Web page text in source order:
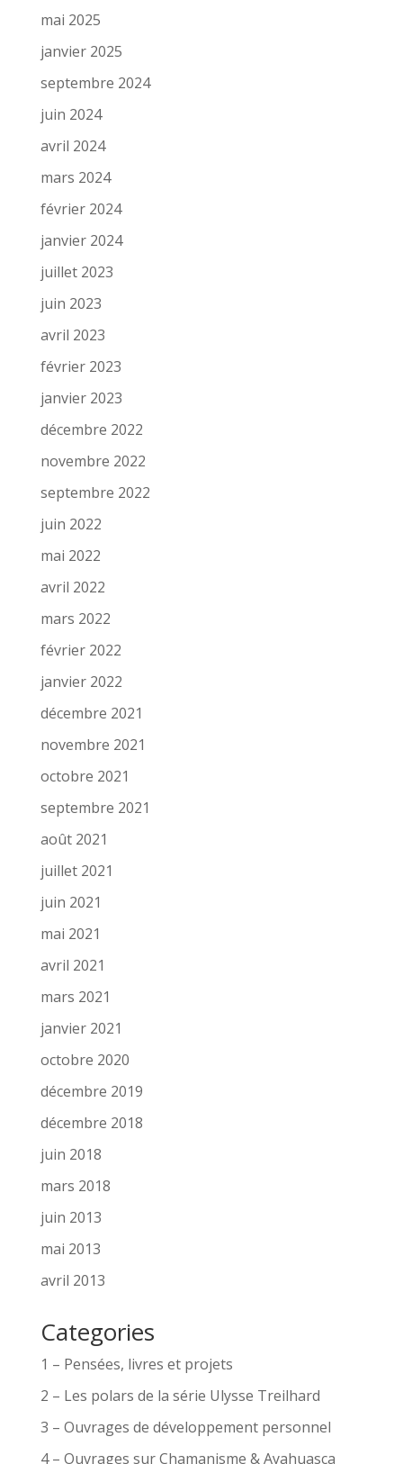
mai 2025
janvier 2025
septembre 2024
juin 2024
avril 2024
mars 2024
février 2024
janvier 2024
juillet 2023
juin 2023
avril 2023
février 2023
janvier 2023
décembre 2022
novembre 2022
septembre 2022
juin 2022
mai 2022
avril 2022
mars 2022
février 2022
janvier 2022
décembre 2021
novembre 2021
octobre 2021
septembre 2021
août 2021
juillet 2021
juin 2021
mai 2021
avril 2021
mars 2021
janvier 2021
octobre 2020
décembre 2019
décembre 2018
juin 2018
mars 2018
juin 2013
mai 2013
avril 2013
Categories
1 – Pensées, livres et projets
2 – Les polars de la série Ulysse Treilhard
3 – Ouvrages de développement personnel
4 – Ouvrages sur Chamanisme & Ayahuasca